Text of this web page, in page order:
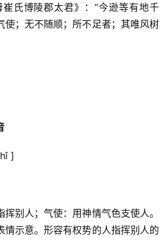
崔氏博陵郡太君》：“今逊等有地千
使；无不随顺；所不足者；其唯风树
]
别人；气使：用神情气色支使人。
情示意。形容有权势的人指挥别人的